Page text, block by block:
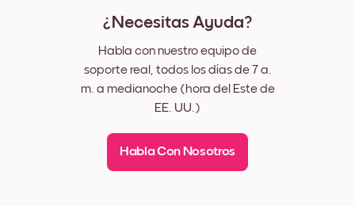
¿Necesitas Ayuda?
Habla con nuestro equipo de
soporte real, todos los días de 7 a.
m. a medianoche (hora del Este de
EE. UU.)
Habla Con Nosotros